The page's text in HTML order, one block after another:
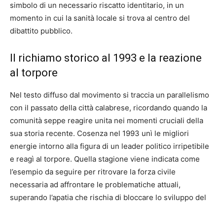
simbolo di un necessario riscatto identitario, in un
momento in cui la sanità locale si trova al centro del
dibattito pubblico.
Il richiamo storico al 1993 e la reazione
al torpore
Nel testo diffuso dal movimento si traccia un parallelismo
con il passato della città calabrese, ricordando quando la
comunità seppe reagire unita nei momenti cruciali della
sua storia recente. Cosenza nel 1993 unì le migliori
energie intorno alla figura di un leader politico irripetibile
e reagì al torpore. Quella stagione viene indicata come
l’esempio da seguire per ritrovare la forza civile
necessaria ad affrontare le problematiche attuali,
superando l’apatia che rischia di bloccare lo sviluppo del